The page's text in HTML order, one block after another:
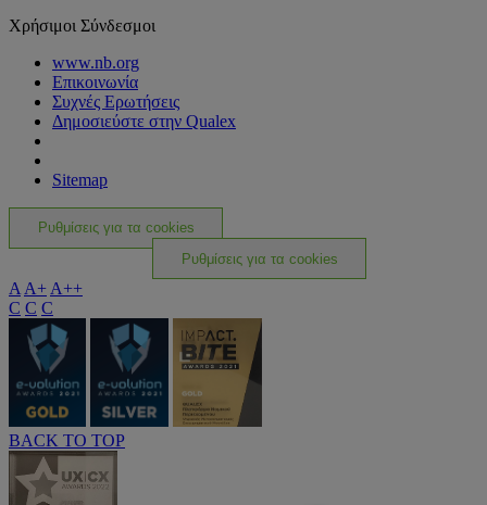
Χρήσιμοι Σύνδεσμοι
www.nb.org
Επικοινωνία
Συχνές Ερωτήσεις
Δημοσιεύστε στην Qualex
Sitemap
Ρυθμίσεις για τα cookies
Ρυθμίσεις για τα cookies
A A+ A++
C C C
BACK TO TOP